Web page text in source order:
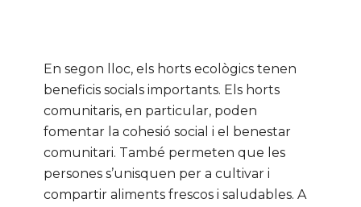
En segon lloc, els horts ecològics tenen
beneficis socials importants. Els horts
comunitaris, en particular, poden
fomentar la cohesió social i el benestar
comunitari. També permeten que les
persones s’unisquen per a cultivar i
compartir aliments frescos i saludables. A